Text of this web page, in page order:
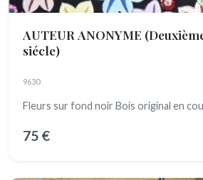
AUTEUR ANONYME
siécle)
9630
Fleurs sur fond noir Bois original en
75 €